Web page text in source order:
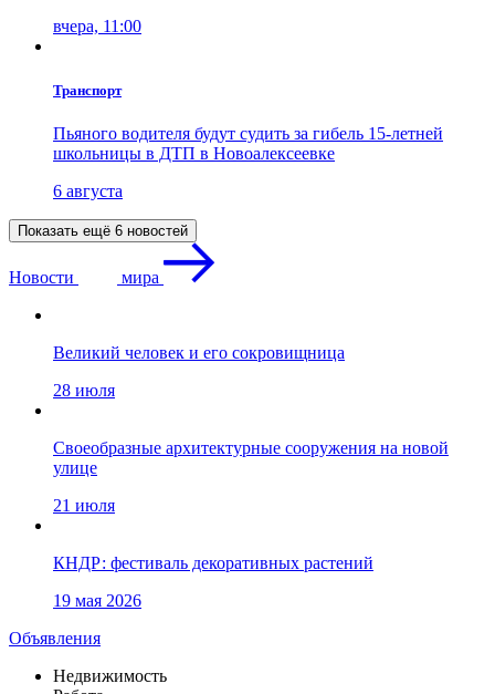
вчера, 11:00
Транспорт
Пьяного водителя будут судить за гибель 15-летней
школьницы в ДТП в Новоалексеевке
6 августа
Показать ещё 6 новостей
Новости мира
Великий человек и его сокровищница
28 июля
Своеобразные архитектурные сооружения на новой
улице
21 июля
КНДР: фестиваль декоративных растений
19 мая 2026
Объявления
Недвижимость